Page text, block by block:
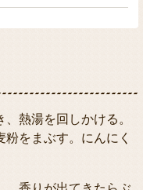
熱湯を回しかける。
をまぶす。にんにく